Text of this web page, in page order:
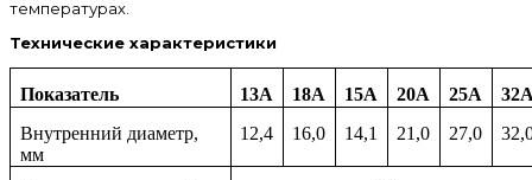
температурах.
Технические характеристики
Показатель 13А 18А 15А 20А 25А
Внутренний диаметр,
мм
12,4 16,0 14,1 21,0 27,0